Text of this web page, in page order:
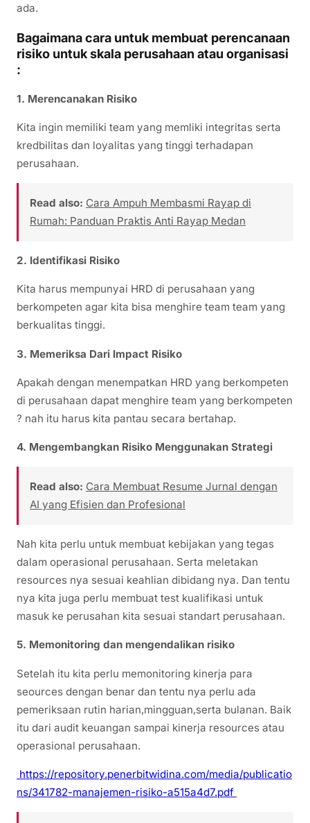
ada.
Bagaimana cara untuk membuat perencanaan
risiko untuk skala perusahaan atau organisasi
:
1. Merencanakan Risiko
Kita ingin memiliki team yang memliki integritas serta
kredbilitas dan loyalitas yang tinggi terhadapan
perusahaan.
Read also: Cara Ampuh Membasmi Rayap di
Rumah: Panduan Praktis Anti Rayap Medan
2. Identifikasi Risiko
Kita harus mempunyai HRD di perusahaan yang
berkompeten agar kita bisa menghire team team yang
berkualitas tinggi.
3. Memeriksa Dari Impact Risiko
Apakah dengan menempatkan HRD yang berkompeten
di perusahaan dapat menghire team yang berkompeten
? nah itu harus kita pantau secara bertahap.
4. Mengembangkan Risiko Menggunakan Strategi
Read also: Cara Membuat Resume Jurnal dengan
AI yang Efisien dan Profesional
Nah kita perlu untuk membuat kebijakan yang tegas
dalam operasional perusahaan. Serta meletakan
resources nya sesuai keahlian dibidang nya. Dan tentu
nya kita juga perlu membuat test kualifikasi untuk
masuk ke perusahan kita sesuai standart perusahaan.
5. Memonitoring dan mengendalikan risiko
Setelah itu kita perlu memonitoring kinerja para
seources dengan benar dan tentu nya perlu ada
pemeriksaan rutin harian,mingguan,serta bulanan. Baik
itu dari audit keuangan sampai kinerja resources atau
operasional perusahaan.
https://repository.penerbitwidina.com/media/publicatio
ns/341782-manajemen-risiko-a515a4d7.pdf